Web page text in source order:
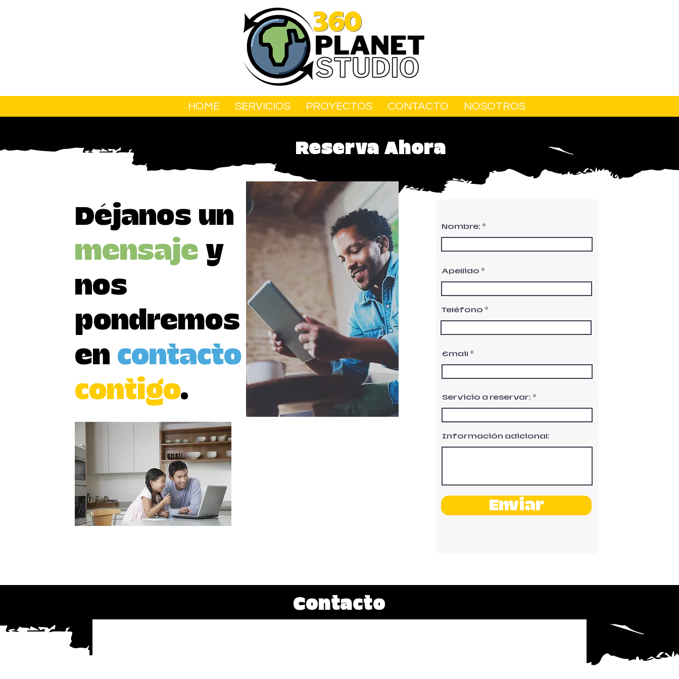
Reserva Ahora
Déjanos un
mensaje y
nos
pondremos
en contacto
contigo.
Nombre:
Apellido
Teléfono
Email
Servicio a reservar:
Información adicional:
Enviar
Contacto
HOME SERVICIOS PROYECTOS CONTACTO NOSOTROS